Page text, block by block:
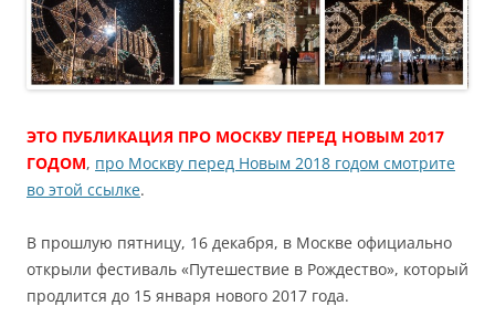
ЭТО ПУБЛИКАЦИЯ ПРО МОСКВУ ПЕРЕД НОВЫМ 2017
ГОДОМ, про Москву перед Новым 2018 годом смотрите
во этой ссылке.
В прошлую пятницу, 16 декабря, в Москве официально
открыли фестиваль «Путешествие в Рождество», который
продлится до 15 января нового 2017 года.